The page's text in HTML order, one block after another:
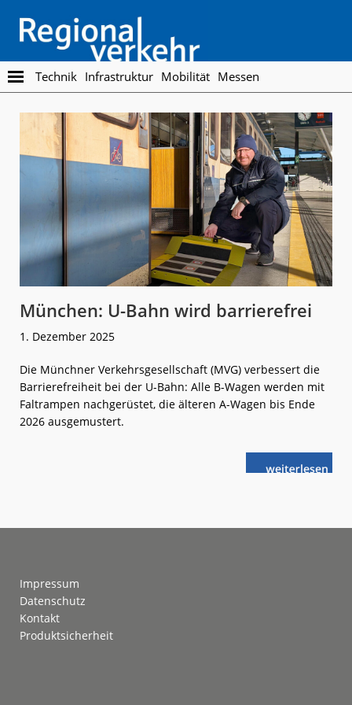
main
content
footer
Regionalverkehr
Die
Fachzeitschrift
den
Öffentlichen
Personennahverkehr
Technik Infrastruktur Mobilität Messen
München: U-Bahn wird barrierefrei
1. Dezember 2025
Die Münchner Verkehrsgesellschaft (MVG) verbessert die
Barrierefreiheit bei der U-Bahn: Alle B-Wagen werden mit
Faltrampen nachgerüstet, die älteren A-Wagen bis Ende
2026 ausgemustert.
weiterlese
nMünchen:
Impressum
Datenschutz
Kontakt
Produktsicherheit